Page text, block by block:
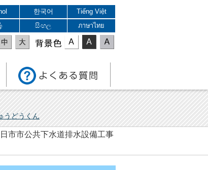
한국어
Tiếng Việt
සිංහල ภาษาไทย
表示色
うどうくん
市市公共下水道排水設備工事